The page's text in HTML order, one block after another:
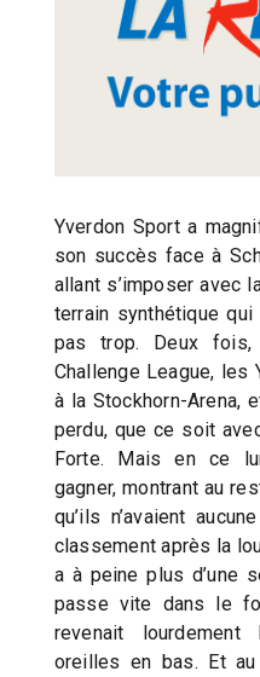
Yverdon Sport a
son succès face à
allant s’imposer avec
terrain synthétique qui
pas trop. Deux
Challenge League, les
à la Stockhorn-Arena,
perdu, que ce soit
Forte. Mais en ce
gagner, montrant au
qu’ils n’avaient
classement après la
a à peine plus d’une
passe vite dans le
revenait
oreilles en bas. Et